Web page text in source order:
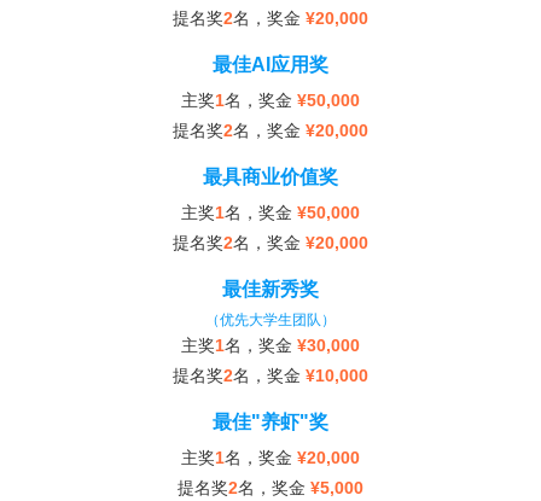
提名奖2名，奖金 ¥20,000
最佳AI应用奖
主奖1名，奖金 ¥50,000
提名奖2名，奖金 ¥20,000
最具商业价值奖
主奖1名，奖金 ¥50,000
提名奖2名，奖金 ¥20,000
最佳新秀奖
（优先大学生团队）
主奖1名，奖金 ¥30,000
提名奖2名，奖金 ¥10,000
最佳"养虾"奖
主奖1名，奖金 ¥20,000
提名奖2名，奖金 ¥5,000